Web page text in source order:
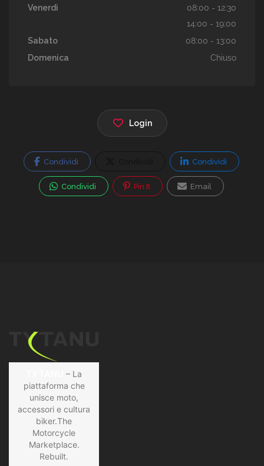
Venerdì
08:00 - 12:30
14:00 - 19:00
Sabato
08:00 - 13:00
Domenica
Chiuso
Login
Condividi Condividi
Condividi Pin It Email
– La
piattaforma che
unisce moto,
accessori e cultura
biker.The
Motorcycle
Marketplace.
Rebuilt.